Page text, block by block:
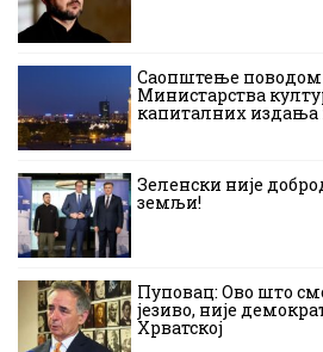
Саопштење поводом
Министарства
капиталних издања
Зеленски није
земљи!
Пуповац: Ово што
језиво, није
Хрватској